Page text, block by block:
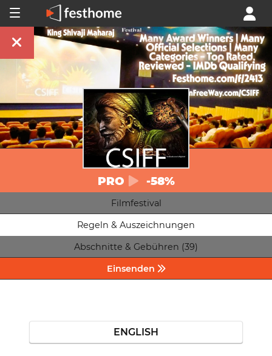
PRO -58%
Filmfestival
Regeln & Auszeichnungen
Abschnitte & Gebühren (39)
Einsenden
ENGLISH